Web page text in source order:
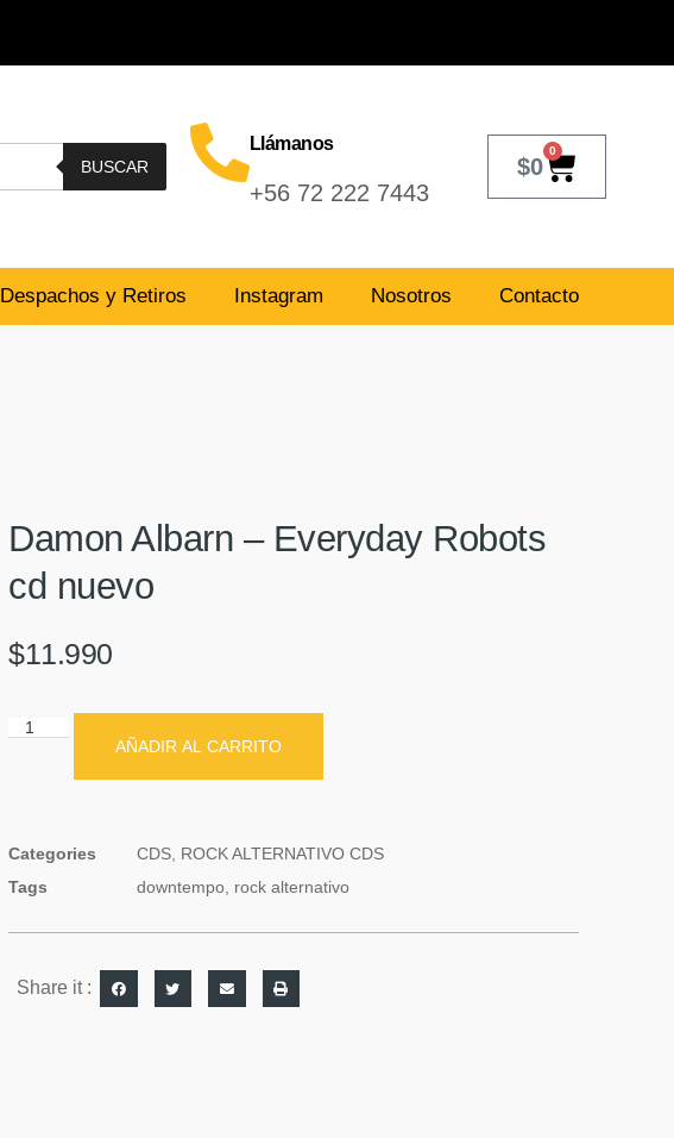
BUSCAR
Llámanos
+56 72 222 7443
$0
0
Despachos y Retiros Instagram Nosotros Contacto
Damon Albarn – Everyday Robots
cd nuevo
$11.990
AÑADIR AL CARRITO
Categories CDS, ROCK ALTERNATIVO CDS
Tags
downtempo, rock alternativo
Share it :